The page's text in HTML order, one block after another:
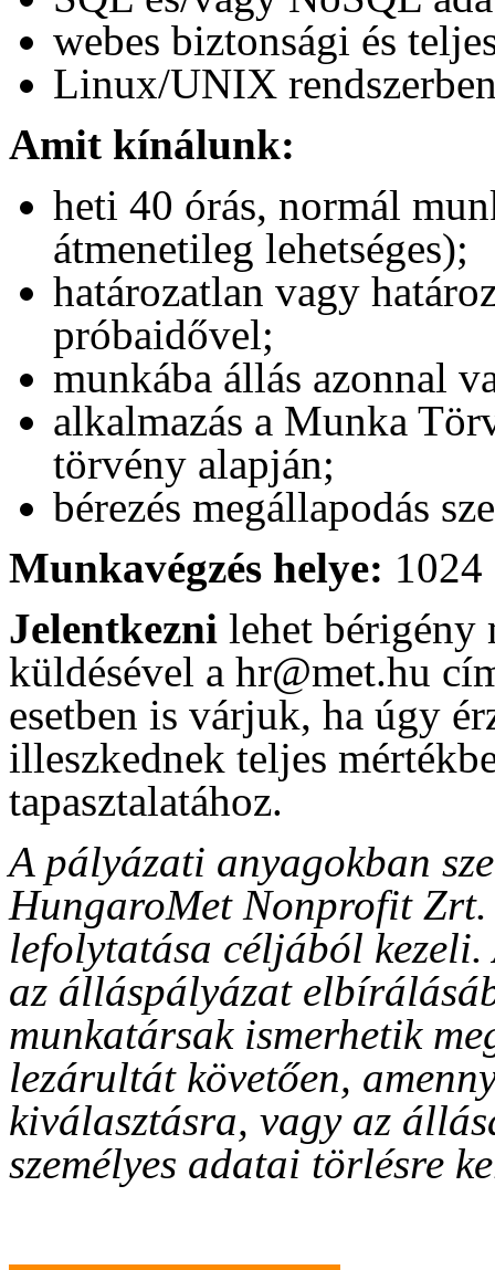
webes biztonsági és
Linux/UNIX
Amit kínálunk:
heti 40 órás, normál
átmenetileg lehetséges);
határozatlan vagy
próbaidővel;
munkába állás azonnal
alkalmazás a Munka
törvény alapján;
bérezés megállapodás
Munkavégzés helye:
Jelentkezni lehet bérigény
küldésével a hr@met.hu
esetben is várjuk, ha úgy
illeszkednek teljes
tapasztalatához.
A pályázati anyagokban
HungaroMet Nonprofit
lefolytatása céljából
az álláspályázat
munkatársak ismerhetik
lezárultát követően,
kiválasztásra, vagy az
személyes adatai törlésre